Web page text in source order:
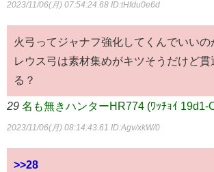
2023/11/06(月) 07:54:24.68 ID:tHfdu0e6d
火弓ってジャナフ強化してくんでいいの
レウス弓は素材集めがキツそうだけど
る？
29 名も無きハンターHR774 (ﾜｯﾁｮｲ 19d1-
2023/11/06(月) 08:14:43.61 ID:Agv/xkW/0
>>28